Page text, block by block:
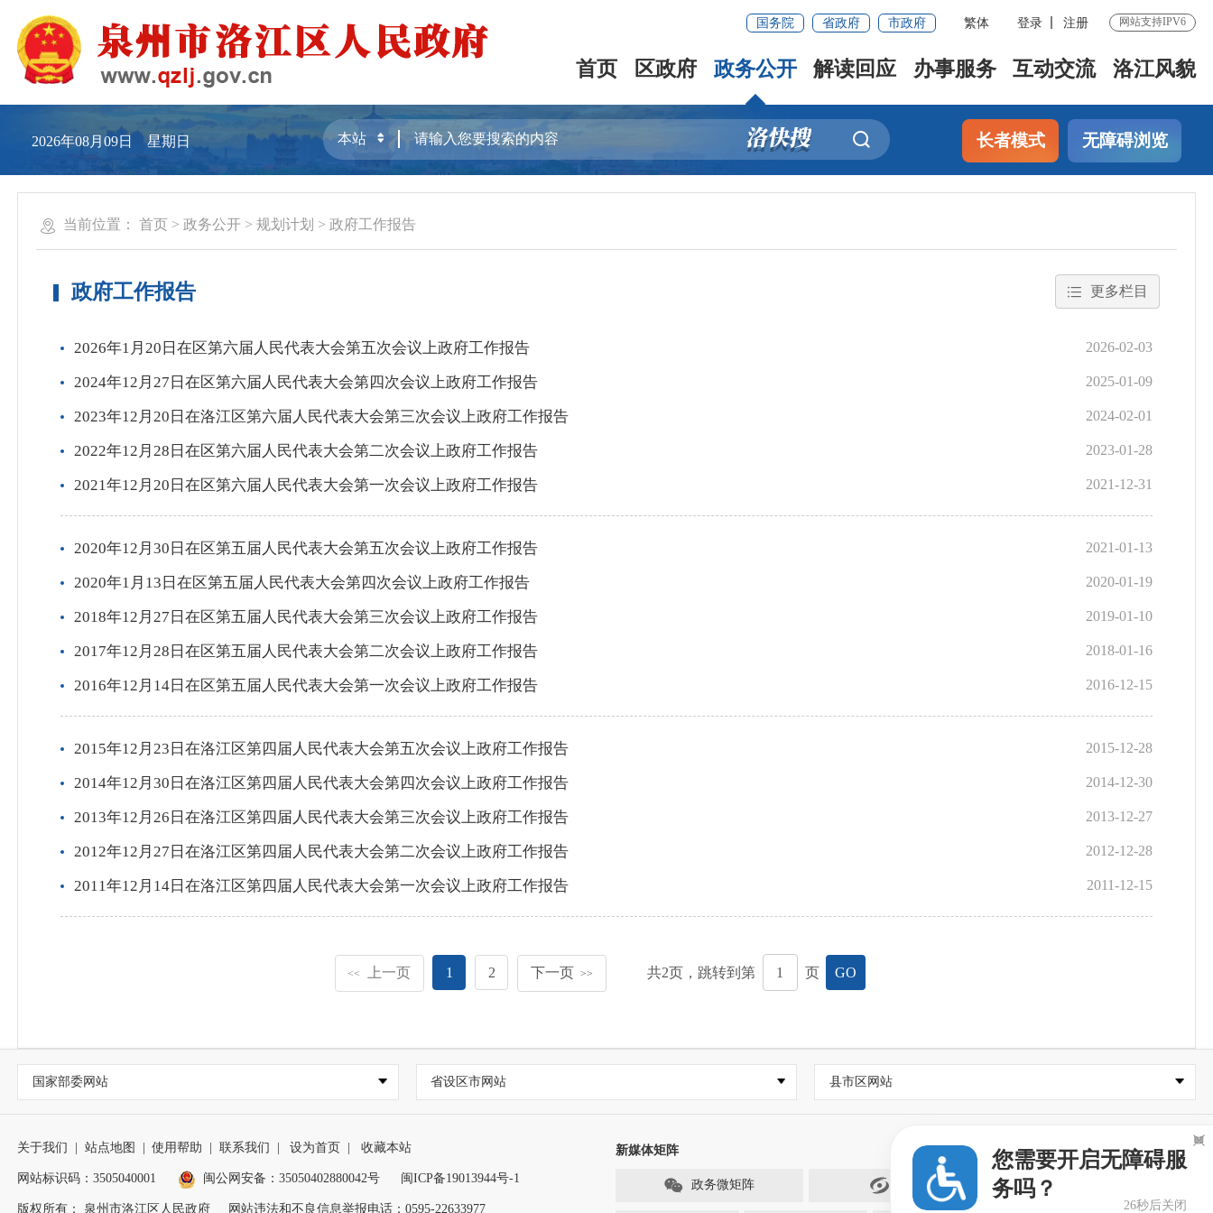
国务院 省政府 市政府 繁体 登录 注册 网站支持IPV6
首页 区政府 政务公开 解读回应 办事服务 互动交流 洛江风貌
2026年08月09日 星期日 长者模式 无障碍浏览
当前位置： 首页 >政务公开 >规划计划 >政府工作报告
政府工作报告 更多栏目
2026年1月20日在区第六届人民代表大会第五次会议上政府工作报告 2026-02-03
2024年12月27日在区第六届人民代表大会第四次会议上政府工作报告 2025-01-09
2023年12月20日在洛江区第六届人民代表大会第三次会议上政府工作报告 2024-02-01
2022年12月28日在区第六届人民代表大会第二次会议上政府工作报告 2023-01-28
2021年12月20日在区第六届人民代表大会第一次会议上政府工作报告 2021-12-31
2020年12月30日在区第五届人民代表大会第五次会议上政府工作报告 2021-01-13
2020年1月13日在区第五届人民代表大会第四次会议上政府工作报告 2020-01-19
2018年12月27日在区第五届人民代表大会第三次会议上政府工作报告 2019-01-10
2017年12月28日在区第五届人民代表大会第二次会议上政府工作报告 2018-01-16
2016年12月14日在区第五届人民代表大会第一次会议上政府工作报告 2016-12-15
2015年12月23日在洛江区第四届人民代表大会第五次会议上政府工作报告 2015-12-28
2014年12月30日在洛江区第四届人民代表大会第四次会议上政府工作报告 2014-12-30
2013年12月26日在洛江区第四届人民代表大会第三次会议上政府工作报告 2013-12-27
2012年12月27日在洛江区第四届人民代表大会第二次会议上政府工作报告 2012-12-28
2011年12月14日在洛江区第四届人民代表大会第一次会议上政府工作报告 2011-12-15
<< 上一页 1 2 下一页 >> 共2页，跳转到第 页 GO
国家部委网站 省设区市网站 县市区网站
关于我们 站点地图 使用帮助 联系我们 设为首页 收藏本站
网站标识码：3505040001 闽公网安备：35050402880042号 闽ICP备19013944号-1
版权所有： 泉州市洛江区人民政府 网站违法和不良信息举报电话：0595-22633977
新媒体矩阵
政务微矩阵 闽政通
您需要开启无障碍服
务吗？
25秒后关闭
